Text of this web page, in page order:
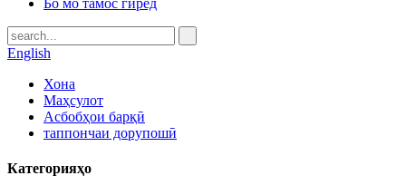
Бо мо тамос гиред
English
Хона
Маҳсулот
Асбобҳои барқӣ
таппончаи дорупошӣ
Категорияҳо